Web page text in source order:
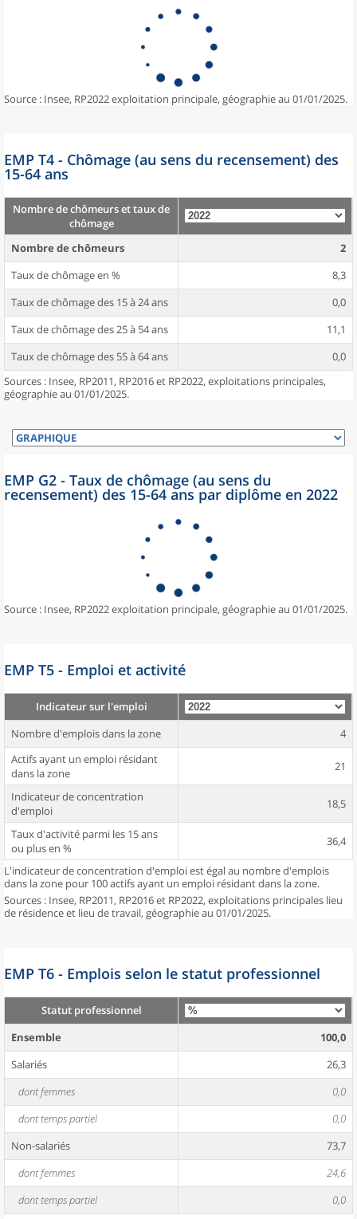
Source : Insee, RP2022 exploitation principale, géographie au 01/01/2025.
EMP T4 - Chômage (au sens du recensement) des
15-64 ans
Nombre de chômeurs et taux de
chômage
Nombre de chômeurs
2
Taux de chômage en %
8,3
Taux de chômage des 15 à 24 ans
0,0
Taux de chômage des 25 à 54 ans
11,1
Taux de chômage des 55 à 64 ans
0,0
Sources : Insee, RP2011, RP2016 et RP2022, exploitations principales,
géographie au 01/01/2025.
EMP G2 - Taux de chômage (au sens du
recensement) des 15-64 ans par diplôme en 2022
Source : Insee, RP2022 exploitation principale, géographie au 01/01/2025.
EMP T5 - Emploi et activité
Indicateur sur l'emploi
Nombre d'emplois dans la zone
4
Actifs ayant un emploi résidant
dans la zone
21
Indicateur de concentration
d'emploi
18,5
Taux d'activité parmi les 15 ans
ou plus en %
36,4
L'indicateur de concentration d'emploi est égal au nombre d'emplois
dans la zone pour 100 actifs ayant un emploi résidant dans la zone.
Sources : Insee, RP2011, RP2016 et RP2022, exploitations principales lieu
de résidence et lieu de travail, géographie au 01/01/2025.
EMP T6 - Emplois selon le statut professionnel
Statut professionnel
Ensemble
100,0
Salariés
26,3
dont femmes
0,0
dont temps partiel
0,0
Non-salariés
73,7
dont femmes
24,6
dont temps partiel
0,0